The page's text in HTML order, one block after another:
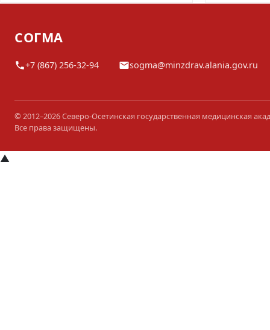
СОГМА
+7 (867) 256-32-94 sogma@minzdrav.alania.gov.ru
© 2012–2026 Северо-Осетинская государственная медицинская
Все права защищены.
▲